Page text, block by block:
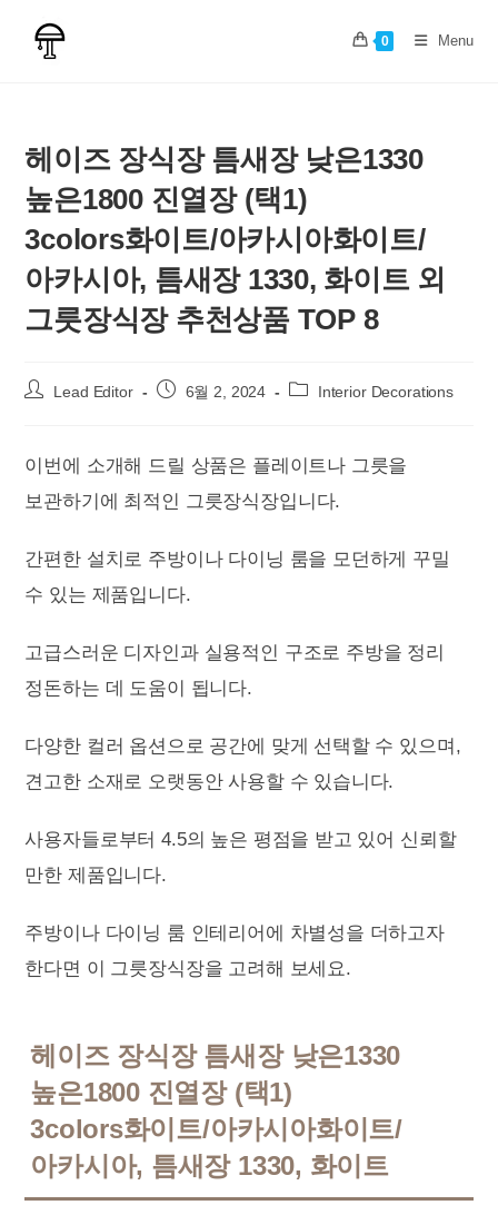
0 Menu
헤이즈 장식장 틈새장 낮은1330
높은1800 진열장 (택1)
3colors화이트/아카시아화이트/
아카시아, 틈새장 1330, 화이트 외
그릇장식장 추천상품 TOP 8
Post Lead Editor
Post6월 2, 2024
Post Interior Decorations
이번에 소개해 드릴 상품은 플레이트나 그릇을
보관하기에 최적인 그릇장식장입니다.
간편한 설치로 주방이나 다이닝 룸을 모던하게 꾸밀
수 있는 제품입니다.
고급스러운 디자인과 실용적인 구조로 주방을 정리
정돈하는 데 도움이 됩니다.
다양한 컬러 옵션으로 공간에 맞게 선택할 수 있으며,
견고한 소재로 오랫동안 사용할 수 있습니다.
사용자들로부터 4.5의 높은 평점을 받고 있어 신뢰할
만한 제품입니다.
주방이나 다이닝 룸 인테리어에 차별성을 더하고자
한다면 이 그릇장식장을 고려해 보세요.
헤이즈 장식장 틈새장 낮은1330
높은1800 진열장 (택1)
3colors화이트/아카시아화이트/
아카시아, 틈새장 1330, 화이트